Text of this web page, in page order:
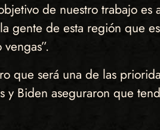
de nuestro trabajo es
gente de esta región que
que será una de las
Biden aseguraron que